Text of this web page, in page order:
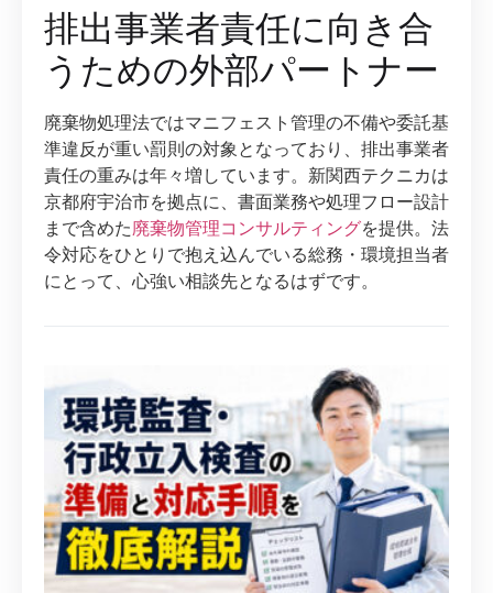
排出事業者責任に向き合
うための外部パートナー
廃棄物処理法ではマニフェスト管理の不備や委託基
準違反が重い罰則の対象となっており、排出事業者
責任の重みは年々増しています。新関西テクニカは
京都府宇治市を拠点に、書面業務や処理フロー設計
まで含めた廃棄物管理コンサルティングを提供。法
令対応をひとりで抱え込んでいる総務・環境担当者
にとって、心強い相談先となるはずです。